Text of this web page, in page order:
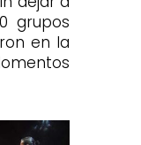
grupos
en la